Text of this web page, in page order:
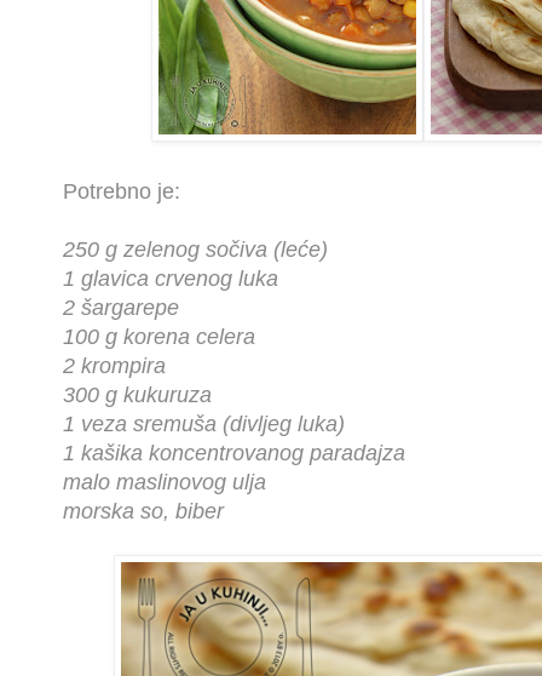
Potrebno je:
250 g zelenog sočiva (leće)
1 glavica crvenog luka
2 šargarepe
100 g korena celera
2 krompira
300 g kukuruza
1 veza sremuša (divljeg luka)
1 kašika koncentrovanog paradajza
malo maslinovog ulja
morska so, biber